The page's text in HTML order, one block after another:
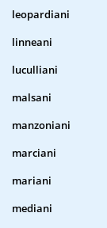
leopardiani
linneani
luculliani
malsani
manzoniani
marciani
mariani
mediani